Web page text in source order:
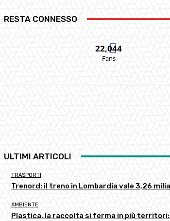
RESTA CONNESSO
22,044
Fans
ULTIMI ARTICOLI
TRASPORTI
Trenord: il treno in Lombardia vale 3,26
AMBIENTE
Plastica, la raccolta si ferma in più